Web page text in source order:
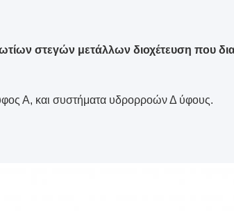
στεγών μετάλλων διοχέτευση που
Α, και συστήματα υδρορροών Δ ύφους.